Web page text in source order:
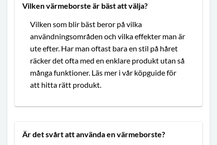
Vilken värmeborste är bäst att välja?
Vilken som blir bäst beror på vilka
användningsområden och vilka effekter man är
ute efter. Har man oftast bara en stil på håret
räcker det ofta med en enklare produkt utan så
många funktioner. Läs mer i vår köpguide för
att hitta rätt produkt.
Är det svårt att använda en värmeborste?